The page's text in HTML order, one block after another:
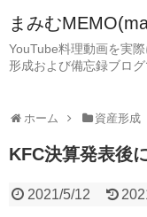
まみむ
YouTube料理動画を実
形成および備忘録ブロ
ホーム 資産形成
KFC決算発表後
2021/5/12